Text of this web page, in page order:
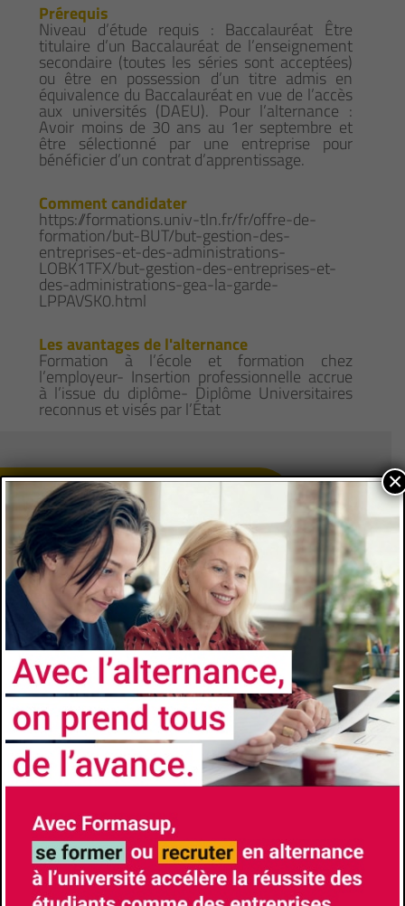
Prérequis
Niveau d’étude requis : Baccalauréat Être
titulaire d’un Baccalauréat de l’enseignement
secondaire (toutes les séries sont acceptées)
ou être en possession d’un titre admis en
équivalence du Baccalauréat en vue de l’accès
aux universités (DAEU). Pour l’alternance :
Avoir moins de 30 ans au 1er septembre et
être sélectionné par une entreprise pour
bénéficier d’un contrat d’apprentissage.
Comment candidater
https://formations.univ-tln.fr/fr/offre-de-
formation/but-BUT/but-gestion-des-
entreprises-et-des-administrations-
LOBK1TFX/but-gestion-des-entreprises-et-
des-administrations-gea-la-garde-
LPPAVSK0.html
Les avantages de l'alternance
Formation à l’école et formation chez
l’employeur- Insertion professionnelle accrue
à l’issue du diplôme- Diplôme Universitaires
reconnus et visés par l’État
CONTACTS
Université
Université de Toulon
Faculté/Institut/Ecole
Institut Universitaire de Technologie de Toulon
Site de la formation
Responsable de Formation
ROSSANO Maryline
(+33)607250048
maryline.rossano@univ-tln.fr
×